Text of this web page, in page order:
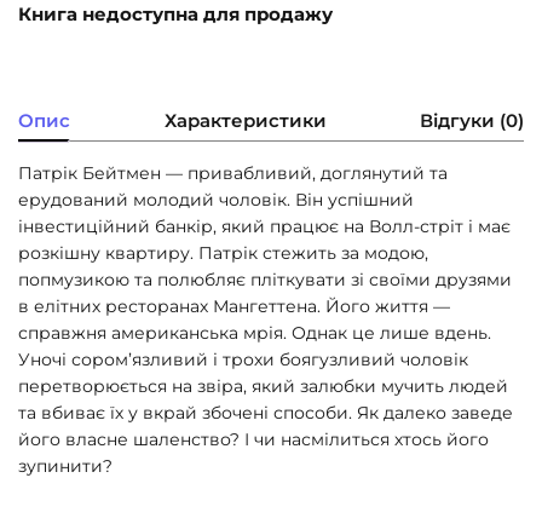
Книга недоступна для продажу
Опис Характеристики Відгуки (0)
Патрік Бейтмен — привабливий, доглянутий та
ерудований молодий чоловік. Він успішний
інвестиційний банкір, який працює на Волл-стріт і має
розкішну квартиру. Патрік стежить за модою,
попмузикою та полюбляє пліткувати зі своїми друзями
в елітних ресторанах Мангеттена. Його життя —
справжня американська мрія. Однак це лише вдень.
Уночі сором’язливий і трохи боягузливий чоловік
перетворюється на звіра, який залюбки мучить людей
та вбиває їх у вкрай збочені способи. Як далеко заведе
його власне шаленство? І чи насмілиться хтось його
зупинити?